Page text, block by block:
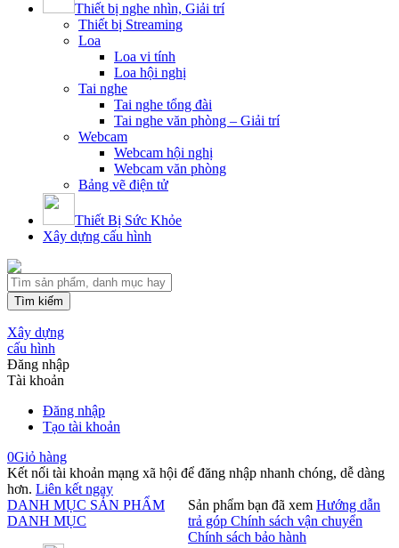
Thiết bị nghe nhìn, Giải trí
Thiết bị Streaming
Loa
Loa vi tính
Loa hội nghị
Tai nghe
Tai nghe tổng đài
Tai nghe văn phòng – Giải trí
Webcam
Webcam hội nghị
Webcam văn phòng
Bảng vẽ điện tử
Thiết Bị Sức Khỏe
Xây dựng cấu hình
Tìm kiếm
Xây dựng
cấu hình
Đăng nhập
Tài khoản
Đăng nhập
Tạo tài khoản
0Giỏ hàng
Kết nối tài khoản mạng xã hội để đăng nhập nhanh chóng, dễ dàng
hơn. Liên kết ngay
DANH MỤC SẢN PHẨM
DANH MỤC
Sản phẩm bạn đã xem Hướng dẫn
trả góp Chính sách vận chuyển
Chính sách bảo hành